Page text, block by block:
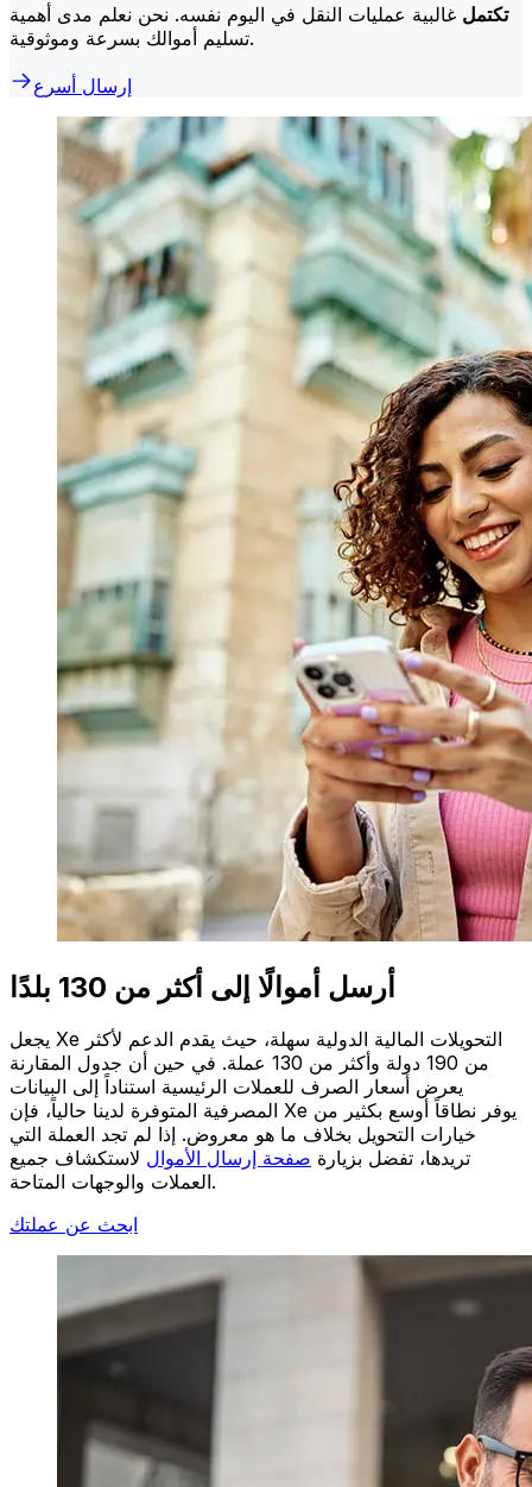
تكتمل غالبية عمليات النقل في اليوم نفسه. نحن نعلم مدى أهمية
تسليم أموالك بسرعة وموثوقية.
إرسال أسرع
أرسل أموالًا إلى أكثر من 130 بلدًا
يجعل Xe التحويلات المالية الدولية سهلة، حيث يقدم الدعم لأكثر
من 190 دولة وأكثر من 130 عملة. في حين أن جدول المقارنة
يعرض أسعار الصرف للعملات الرئيسية استناداً إلى البيانات
المصرفية المتوفرة لدينا حالياً، فإن Xe يوفر نطاقاً أوسع بكثير من
خيارات التحويل بخلاف ما هو معروض. إذا لم تجد العملة التي
تريدها، تفضل بزيارة صفحة إرسال الأموال لاستكشاف جميع
العملات والوجهات المتاحة.
ابحث عن عملتك